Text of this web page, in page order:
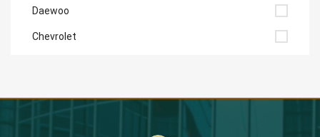
Daewoo
Chevrolet